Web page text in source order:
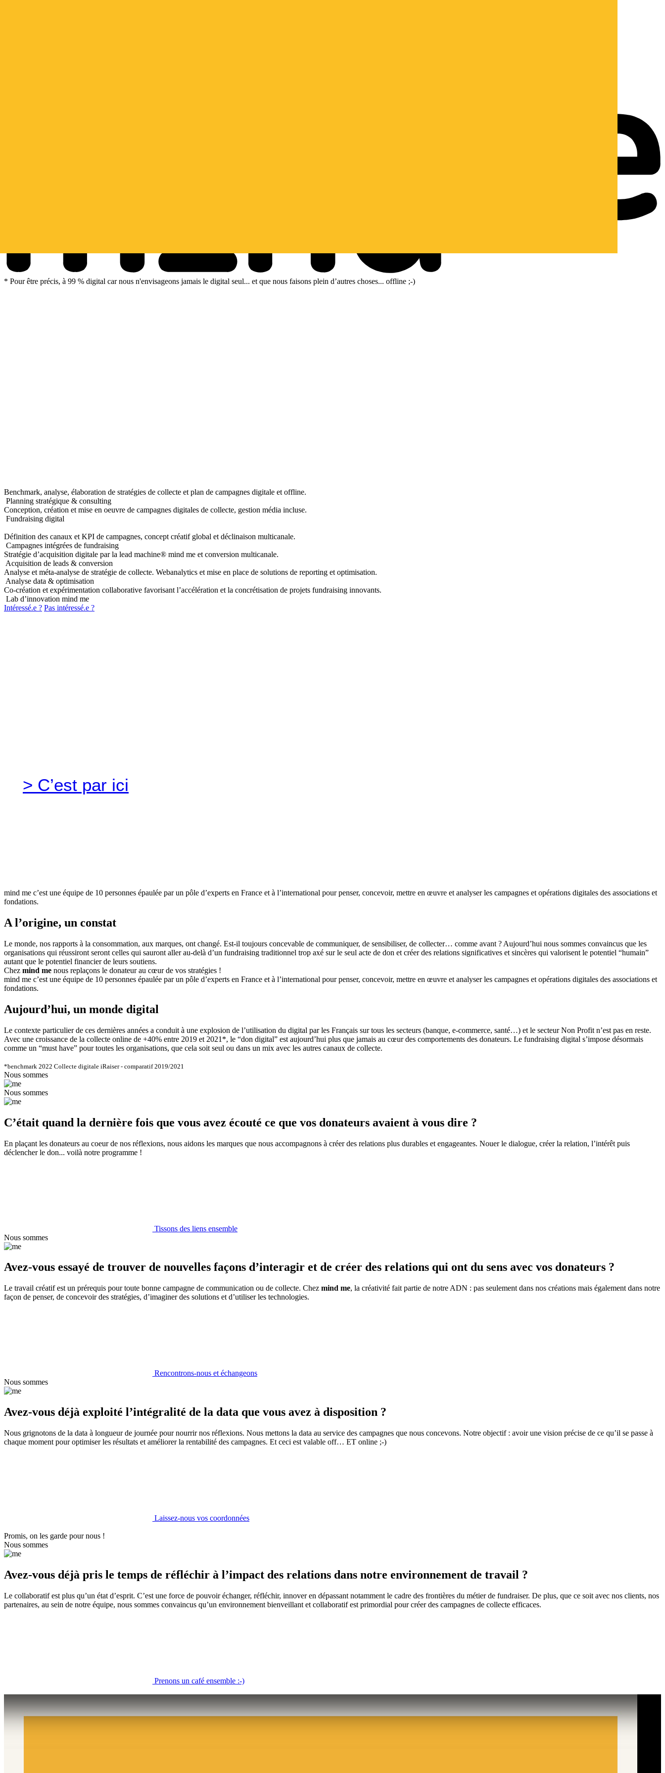
* Pour être précis, à 99 % digital car nous n'envisageons jamais le digital seul... et que nous faisons plein d’autres choses... offline ;-)
Benchmark, analyse, élaboration de stratégies de collecte et plan de campagnes digitale et offline.
Planning stratégique & consulting
Conception, création et mise en oeuvre de campagnes digitales de collecte, gestion média incluse.
Fundraising digital
Définition des canaux et KPI de campagnes, concept créatif global et déclinaison multicanale.
Campagnes intégrées de fundraising
Stratégie d’acquisition digitale par la lead machine® mind me et conversion multicanale.
Acquisition de leads & conversion
Analyse et méta-analyse de stratégie de collecte. Webanalytics et mise en place de solutions de reporting et optimisation.
Analyse data & optimisation
Co-création et expérimentation collaborative favorisant l’accélération et la concrétisation de projets fundraising innovants.
Lab d’innovation mind me
Intéressé.e ? Pas intéressé.e ?
> C’est par ici
mind me c’est une équipe de 10 personnes épaulée par un pôle d’experts en France et à l’international pour penser, concevoir, mettre en œuvre et analyser les campagnes et opérations digitales des associations et
fondations.
A l’origine, un constat
Le monde, nos rapports à la consommation, aux marques, ont changé. Est-il toujours concevable de communiquer, de sensibiliser, de collecter… comme avant ? Aujourd’hui nous sommes convaincus que les
organisations qui réussiront seront celles qui sauront aller au-delà d’un fundraising traditionnel trop axé sur le seul acte de don et créer des relations significatives et sincères qui valorisent le potentiel “humain”
autant que le potentiel financier de leurs soutiens.
Chez mind me nous replaçons le donateur au cœur de vos stratégies !
mind me c’est une équipe de 10 personnes épaulée par un pôle d’experts en France et à l’international pour penser, concevoir, mettre en œuvre et analyser les campagnes et opérations digitales des associations et
fondations.
Aujourd’hui, un monde digital
Le contexte particulier de ces dernières années a conduit à une explosion de l’utilisation du digital par les Français sur tous les secteurs (banque, e-commerce, santé…) et le secteur Non Profit n’est pas en reste.
Avec une croissance de la collecte online de +40% entre 2019 et 2021*, le “don digital” est aujourd’hui plus que jamais au cœur des comportements des donateurs. Le fundraising digital s’impose désormais
comme un “must have” pour toutes les organisations, que cela soit seul ou dans un mix avec les autres canaux de collecte.
*benchmark 2022 Collecte digitale iRaiser - comparatif 2019/2021
Nous sommes
Nous sommes
C’était quand la dernière fois que vous avez écouté ce que vos donateurs avaient à vous dire ?
En plaçant les donateurs au coeur de nos réflexions, nous aidons les marques que nous accompagnons à créer des relations plus durables et engageantes. Nouer le dialogue, créer la relation, l’intérêt puis
déclencher le don... voilà notre programme !
Tissons des liens ensemble
Nous sommes
Avez-vous essayé de trouver de nouvelles façons d’interagir et de créer des relations qui ont du sens avec vos donateurs ?
Le travail créatif est un prérequis pour toute bonne campagne de communication ou de collecte. Chez mind me, la créativité fait partie de notre ADN : pas seulement dans nos créations mais également dans notre
façon de penser, de concevoir des stratégies, d’imaginer des solutions et d’utiliser les technologies.
Rencontrons-nous et échangeons
Nous sommes
Avez-vous déjà exploité l’intégralité de la data que vous avez à disposition ?
Nous grignotons de la data à longueur de journée pour nourrir nos réflexions. Nous mettons la data au service des campagnes que nous concevons. Notre objectif : avoir une vision précise de ce qu’il se passe à
chaque moment pour optimiser les résultats et améliorer la rentabilité des campagnes. Et ceci est valable off… ET online ;-)
Laissez-nous vos coordonnées
Promis, on les garde pour nous !
Nous sommes
Avez-vous déjà pris le temps de réfléchir à l’impact des relations dans notre environnement de travail ?
Le collaboratif est plus qu’un état d’esprit. C’est une force de pouvoir échanger, réfléchir, innover en dépassant notamment le cadre des frontières du métier de fundraiser. De plus, que ce soit avec nos clients, nos
partenaires, au sein de notre équipe, nous sommes convaincus qu’un environnement bienveillant et collaboratif est primordial pour créer des campagnes de collecte efficaces.
Prenons un café ensemble :-)